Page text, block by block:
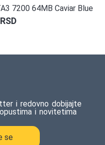
7200 64MB Caviar Blue
RSD
i redovno dobijajte
i novitetima
se